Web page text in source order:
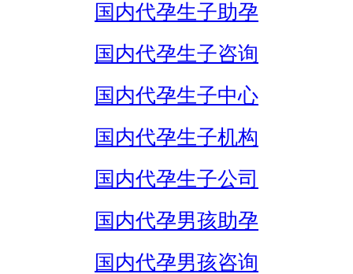
国内代孕生子助孕
国内代孕生子咨询
国内代孕生子中心
国内代孕生子机构
国内代孕生子公司
国内代孕男孩助孕
国内代孕男孩咨询